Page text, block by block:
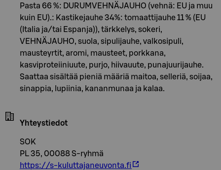
Pasta 66 %: DURUMVEHNÄJAUHO (vehnä: EU ja muu
kuin EU).: Kastikejauhe 34%: tomaattijauhe 11 % (EU
(Italia ja/tai Espanja)), tärkkelys, sokeri,
VEHNÄJAUHO, suola, sipulijauhe, valkosipuli,
mausteyrtit, aromi, mausteet, porkkana,
kasviproteiiniuute, purjo, hiivauute, punajuurijauhe.
Saattaa sisältää pieniä määriä maitoa, selleriä, soijaa,
sinappia, lupiinia, kananmunaa ja kalaa.
Yhteystiedot
SOK
PL 35, 00088 S-ryhmä
https://s-kuluttajaneuvonta.fi